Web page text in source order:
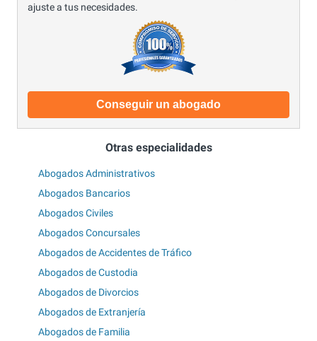
ajuste a tus necesidades.
Conseguir un abogado
Otras especialidades
Abogados Administrativos
Abogados Bancarios
Abogados Civiles
Abogados Concursales
Abogados de Accidentes de Tráfico
Abogados de Custodia
Abogados de Divorcios
Abogados de Extranjería
Abogados de Familia